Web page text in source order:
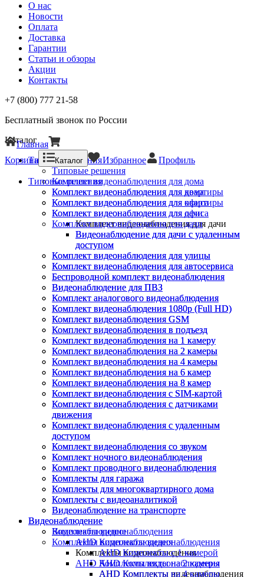
О нас
Новости
Оплата
Доставка
Гарантии
Статьи и обзоры
Акции
Контакты
+7 (800) 777 21-58
Бесплатный звонок по России
Каталог
Типовые решения
Типовые решения
Комплект видеонаблюдения для дома
Комплект видеонаблюдения для квартиры
Комплект видеонаблюдения для офиса
Комплект видеонаблюдения для дачи
Комплект видеонаблюдения для дачи
Видеонаблюдение для дачи с удаленным
доступом
Комплект видеонаблюдения для улицы
Комплект видеонаблюдения для автосервиса
Беспроводной комплект видеонаблюдения
Видеонаблюдение для ПВЗ
Комплект аналогового видеонаблюдения
Комплект видеонаблюдения 1080p (Full HD)
Комплект видеонаблюдения GSM
Комплект видеонаблюдения в подъезд
Комплект видеонаблюдения на 1 камеру
Комплект видеонаблюдения на 2 камеры
Комплект видеонаблюдения на 4 камеры
Комплект видеонаблюдения на 6 камер
Комплект видеонаблюдения на 8 камер
Комплект видеонаблюдения с SIM-картой
Комплект видеонаблюдения с датчиками
движения
Комплект видеонаблюдения с удаленным
доступом
Комплект видеонаблюдения со звуком
Комплект ночного видеонаблюдения
Комплект проводного видеонаблюдения
Комплекты для гаража
Комплекты для многоквартирного дома
Комплекты с видеоаналитикой
Видеонаблюдение на транспорте
Видеонаблюдение
Видеонаблюдение
Комплекты видеонаблюдения
Комплекты видеонаблюдения
AHD Комплекты видеонаблюдения
AHD Комплекты видеонаблюдения
Главная
Корзина
Каталог Избранное Профиль
Типовые решения
Комплект видеонаблюдения для дома
Комплект видеонаблюдения для квартиры
Комплект видеонаблюдения для офиса
Комплект видеонаблюдения для дачи
Видеонаблюдение для дачи с удаленным
доступом
Комплект видеонаблюдения для улицы
Комплект видеонаблюдения для автосервиса
Беспроводной комплект видеонаблюдения
Видеонаблюдение для ПВЗ
Комплект аналогового видеонаблюдения
Комплект видеонаблюдения 1080p (Full HD)
Комплект видеонаблюдения GSM
Комплект видеонаблюдения в подъезд
Комплект видеонаблюдения на 1 камеру
Комплект видеонаблюдения на 2 камеры
Комплект видеонаблюдения на 4 камеры
Комплект видеонаблюдения на 6 камер
Комплект видеонаблюдения на 8 камер
Комплект видеонаблюдения с SIM-картой
Комплект видеонаблюдения с датчиками
движения
Комплект видеонаблюдения с удаленным
доступом
Комплект видеонаблюдения со звуком
Комплект ночного видеонаблюдения
Комплект проводного видеонаблюдения
Комплекты для гаража
Комплекты для многоквартирного дома
Комплекты с видеоаналитикой
Видеонаблюдение на транспорте
Видеонаблюдение
Комплекты видеонаблюдения
AHD Комплекты видеонаблюдения
AHD Комплекты с 1 камерой
AHD Комплекты на 2 камеры
AHD Комплекты на 4 камеры